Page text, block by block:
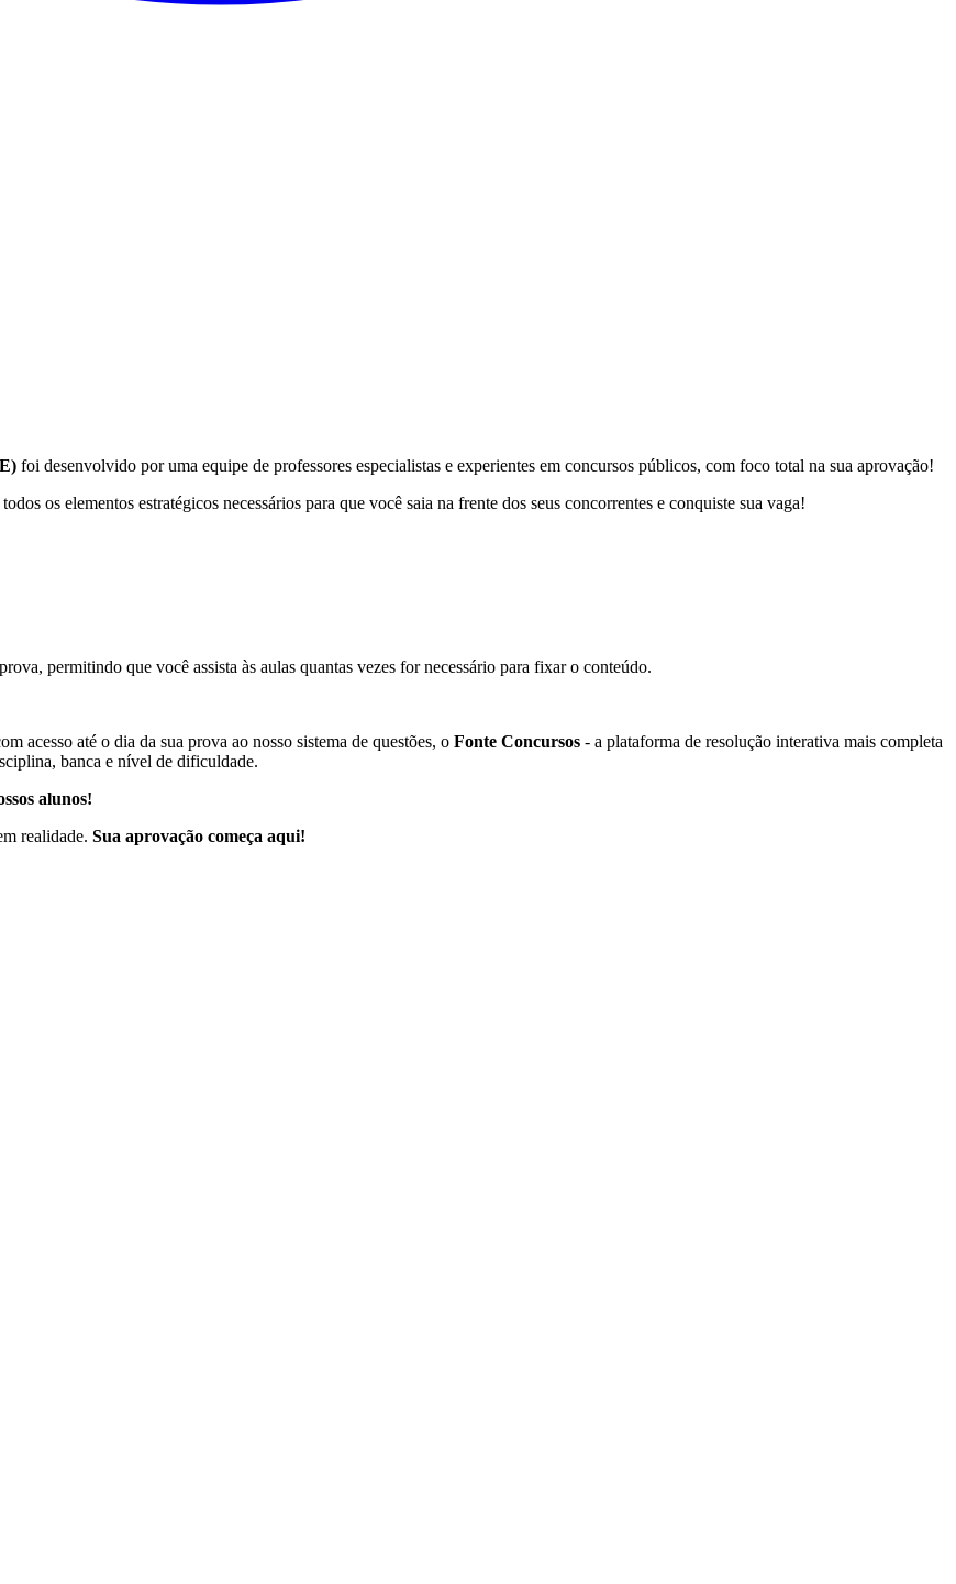
foi desenvolvido por uma equipe de professores especialistas e experientes em concursos públicos, com foco total na sua aprovação!
os elementos estratégicos necessários para que você saia na frente dos seus concorrentes e conquiste sua vaga!
permitindo que você assista às aulas quantas vezes for necessário para fixar o conteúdo.
acesso até o dia da sua prova ao nosso sistema de questões, o Fonte Concursos - a plataforma de resolução interativa mais completa
banca e nível de dificuldade.
alunos!
realidade. Sua aprovação começa aqui!